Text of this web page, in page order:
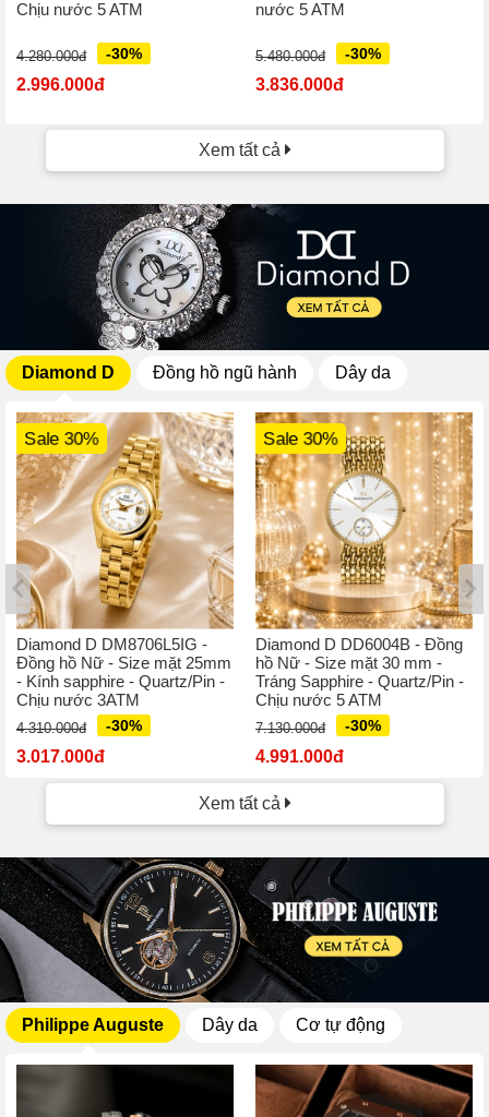
Chịu nước 5 ATM
4.280.000đ -30%
2.996.000đ
nước 5 ATM
5.480.000đ -30%
3.836.000đ
Xem tất cả
Diamond D Đồng hồ ngũ hành Dây da
Sale 30%
Diamond D DM8706L5IG -
Đồng hồ Nữ - Size mặt 25mm
- Kính sapphire - Quartz/Pin -
Chịu nước 3ATM
4.310.000đ -30%
3.017.000đ
Sale 30%
Diamond D DD6004B - Đồng
hồ Nữ - Size mặt 30 mm -
Tráng Sapphire - Quartz/Pin -
Chịu nước 5 ATM
7.130.000đ -30%
4.991.000đ
Xem tất cả
Philippe Auguste Dây da Cơ tự động